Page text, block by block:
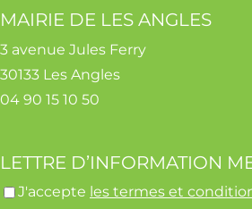
MAIRIE DE LES ANGLES
3 avenue Jules Ferry
30133 Les Angles
04 90 15 10 50
LETTRE D’INFORMATION
J'accepte les termes et